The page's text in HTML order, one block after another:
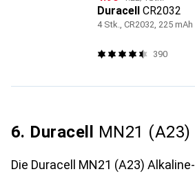
Duracell CR2032
4 Stk., CR2032, 225 mAh
390
6. Duracell MN21 (A23)
Die Duracell MN21 (A23) Alkaline-